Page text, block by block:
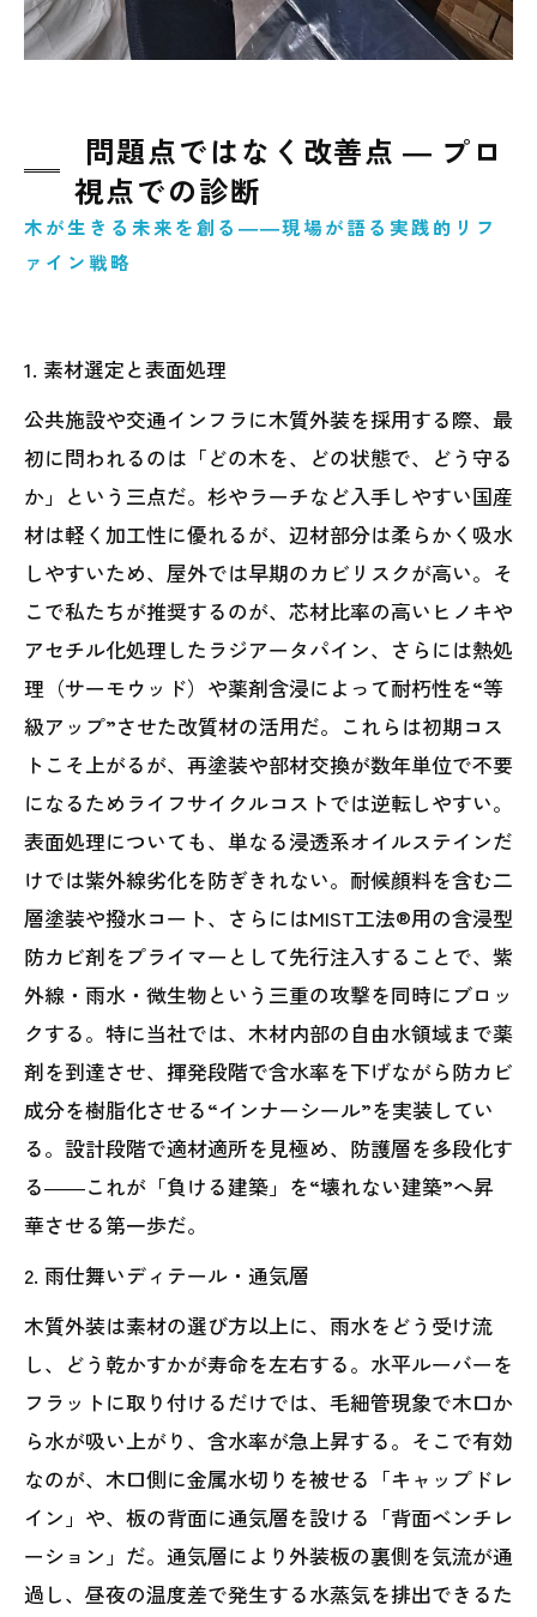
問題点ではなく改善点 ― プロ
視点での診断
木が生きる未来を創る――現場が語る実践的リフ
ァイン戦略
1. 素材選定と表面処理
公共施設や交通インフラに木質外装を採用する際、最
初に問われるのは「どの木を、どの状態で、どう守る
か」という三点だ。杉やラーチなど入手しやすい国産
材は軽く加工性に優れるが、辺材部分は柔らかく吸水
しやすいため、屋外では早期のカビリスクが高い。そ
こで私たちが推奨するのが、芯材比率の高いヒノキや
アセチル化処理したラジアータパイン、さらには熱処
理（サーモウッド）や薬剤含浸によって耐朽性を“等
級アップ”させた改質材の活用だ。これらは初期コス
トこそ上がるが、再塗装や部材交換が数年単位で不要
になるためライフサイクルコストでは逆転しやすい。
表面処理についても、単なる浸透系オイルステインだ
けでは紫外線劣化を防ぎきれない。耐候顔料を含む二
層塗装や撥水コート、さらにはMIST工法®用の含浸型
防カビ剤をプライマーとして先行注入することで、紫
外線・雨水・微生物という三重の攻撃を同時にブロッ
クする。特に当社では、木材内部の自由水領域まで薬
剤を到達させ、揮発段階で含水率を下げながら防カビ
成分を樹脂化させる“インナーシール”を実装してい
る。設計段階で適材適所を見極め、防護層を多段化す
る――これが「負ける建築」を“壊れない建築”へ昇
華させる第一歩だ。
2. 雨仕舞いディテール・通気層
木質外装は素材の選び方以上に、雨水をどう受け流
し、どう乾かすかが寿命を左右する。水平ルーバーを
フラットに取り付けるだけでは、毛細管現象で木口か
ら水が吸い上がり、含水率が急上昇する。そこで有効
なのが、木口側に金属水切りを被せる「キャップドレ
イン」や、板の背面に通気層を設ける「背面ベンチレ
ーション」だ。通気層により外装板の裏側を気流が通
過し、昼夜の温度差で発生する水蒸気を排出できるた